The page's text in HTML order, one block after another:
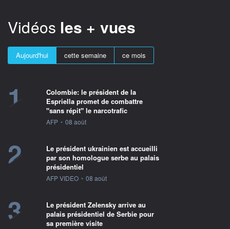
Vidéos les + vues
Aujourd'hui cette semaine ce mois
1
Colombie: le président de la
Espriella promet de combattre
"sans répit" le narcotrafic
information fournie par
AFP • 08 août
2
Le président ukrainien est accueilli
par son homologue serbe au palais
présidentiel
information fournie par
AFP VIDEO • 08 août
3
Le président Zelensky arrive au
palais présidentiel de Serbie pour
sa première visite